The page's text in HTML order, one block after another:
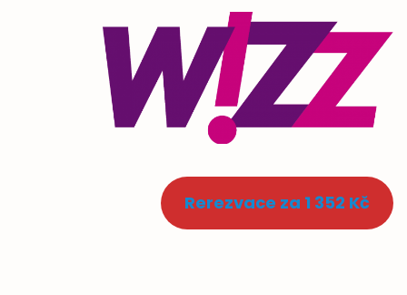
Rerezvace za 1 352 Kč